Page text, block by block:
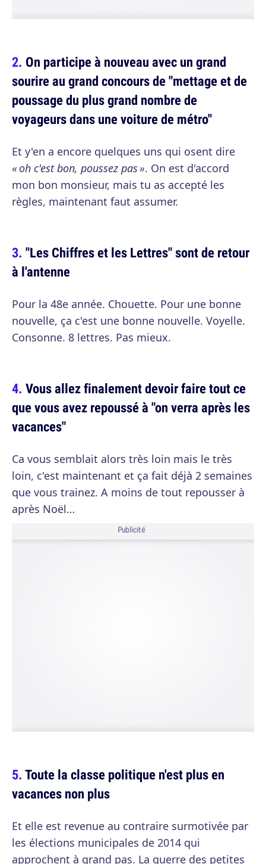
On participe à nouveau avec un grand
sourire au grand concours de "mettage et de
poussage du plus grand nombre de
voyageurs dans une voiture de métro"
Et y'en a encore quelques uns qui osent dire
« oh c'est bon, poussez pas ». On est d'accord
mon bon monsieur, mais tu as accepté les
règles, maintenant faut assumer.
"Les Chiffres et les Lettres" sont de retour
à l'antenne
Pour la 48e année. Chouette. Pour une bonne
nouvelle, ça c'est une bonne nouvelle. Voyelle.
Consonne. 8 lettres. Pas mieux.
Vous allez finalement devoir faire tout ce
que vous avez repoussé à "on verra après les
vacances"
Ca vous semblait alors très loin mais le très
loin, c'est maintenant et ça fait déjà 2 semaines
que vous trainez. A moins de tout repousser à
après Noël…
Publicité
Toute la classe politique n'est plus en
vacances non plus
Et elle est revenue au contraire surmotivée par
les élections municipales de 2014 qui
approchent à grand pas. La guerre des petites